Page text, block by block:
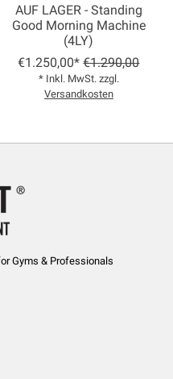
AUF LAGER - Standing
Good Morning Machine
(4LY)
€1.250,00* €1.290,00
* Inkl. MwSt. zzgl.
Versandkosten
Gyms & Professionals